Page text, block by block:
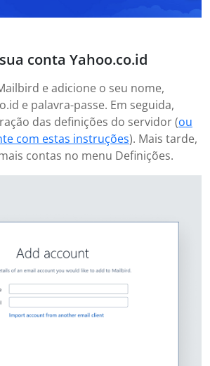
conta Yahoo.co.id
e adicione o seu nome,
e palavra-passe. Em seguida,
das definições do servidor (ou
com estas instruções). Mais tarde,
contas no menu Definições.